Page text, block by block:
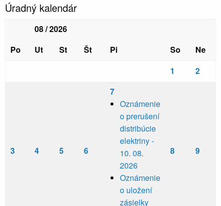
Úradný kalendár
08 / 2026
Po
Ut St Št Pi So
Ne
1
2
3 4 5 6
7
Oznámenie
o prerušení
distribúcie
elektriny -
10. 08.
2026
Oznámenie
o uložení
zásielky
8 9